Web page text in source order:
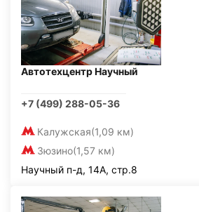
Автотехцентр Научный
+7 (499) 288-05-36
Калужская(1,09 км)
Зюзино(1,57 км)
Научный п-д, 14А, стр.8